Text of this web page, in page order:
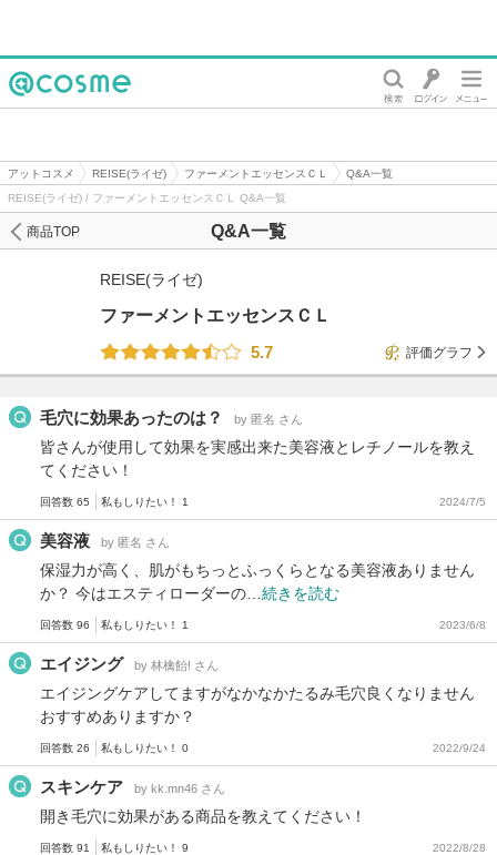
アットコスメ REISE(ライゼ) ファーメントエッセンスＣＬ
Q&A一覧
REISE(ライゼ) / ファーメントエッセンスＣＬ Q&A一覧
Q&A一覧
商品TOP
REISE(ライゼ)
ファーメントエッセンスＣＬ
5.7
評価グラフ
毛穴に効果あったのは？ by 匿名 さん
皆さんが使用して効果を実感出来た美容液とレチノールを教え
てください！
回答数 65 私もしりたい！ 1 2024/7/5
美容液 by 匿名 さん
保湿力が高く、肌がもちっとふっくらとなる美容液ありません
か？ 今はエスティローダーの… 続きを読む
回答数 96 私もしりたい！ 1 2023/6/8
エイジング by 林檎飴! さん
エイジングケアしてますがなかなかたるみ毛穴良くなりません
おすすめありますか？
回答数 26 私もしりたい！ 0 2022/9/24
スキンケア by kk.mn46 さん
開き毛穴に効果がある商品を教えてください！
回答数 91 私もしりたい！ 9 2022/8/28